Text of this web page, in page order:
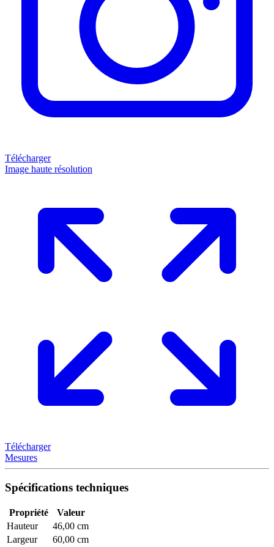
Télécharger
Image haute résolution
Télécharger
Mesures
Spécifications techniques
Propriété
Valeur
Hauteur
46,00 cm
Largeur
60,00 cm